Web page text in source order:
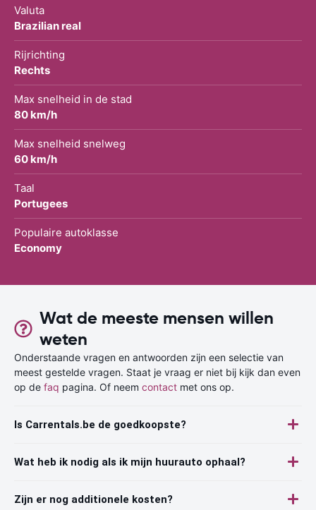
Valuta
Brazilian real
Rijrichting
Rechts
Max snelheid in de stad
80 km/h
Max snelheid snelweg
60 km/h
Taal
Portugees
Populaire autoklasse
Economy
Wat de meeste mensen willen
weten
Onderstaande vragen en antwoorden zijn een selectie van
meest gestelde vragen. Staat je vraag er niet bij kijk dan even
op de faq pagina. Of neem contact met ons op.
Is Carrentals.be de goedkoopste?
Wat heb ik nodig als ik mijn huurauto ophaal?
Zijn er nog additionele kosten?